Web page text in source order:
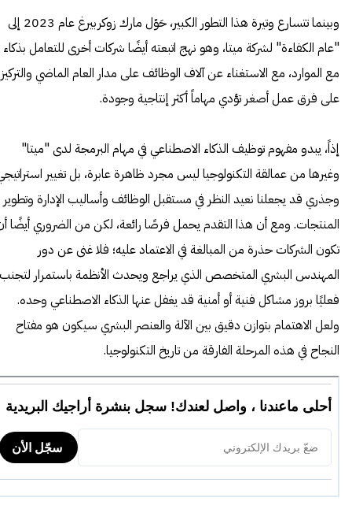
وبينما تتسارع وتيرة هذا التطور الكبير، حَوّل مارك زوكربيرغ عام 2023 إلى
"عام الكفاءة" لشركة ميتا، وهو نهج اتبعته أيضًا شركات أخرى للتعامل بذكاء
مع الموارد، مع الاستغناء عن آلاف الوظائف على مدار العام الماضي والتركيز
على فرق عمل أصغر تؤدي مهاماً أكثر إنتاجية وجودة.
إذاً، يبدو مفهوم توظيف الذكاء الاصطناعي في مهام البرمجة لدى "ميتا"
وغيرها من عمالقة التكنولوجيا ليس مجرد ظاهرة عابرة، بل تغيير
وجذري قد يجعلنا نعيد النظر في مستقبل الوظائف وأساليب الإدارة وتطوير
المنتجات. ومع أن هذا التقدم يحمل فرصًا رائعة، لكن من الضروري أيضًا
تكون الشركات حذرة من المبالغة في الاعتماد عليه؛ فلا غنى عن دور
المهندس البشري المتخصص الذي يراجع ويحدث الأنظمة باستمرار لتجنب
فعليًا بروز مشاكل فنية أو أمنية قد يغفل عنها الذكاء الاصطناعي وحده.
ولعل الاهتمام بتوازن دقيق بين الآلة والعنصر البشري سيكون هو مفتاح
النجاح في هذه المرحلة الفارقة من تاريخ التكنولوجيا.